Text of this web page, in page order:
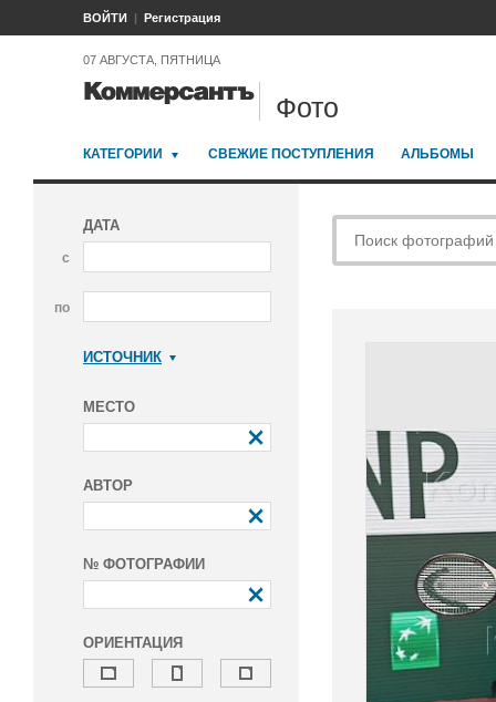
ВОЙТИ Регистрация
07 АВГУСТА, ПЯТНИЦА
Фото
КАТЕГОРИИ СВЕЖИЕ ПОСТУПЛЕНИЯ АЛЬБОМЫ
ДАТА
с
по
ИСТОЧНИК
МЕСТО
АВТОР
№ ФОТОГРАФИИ
ОРИЕНТАЦИЯ